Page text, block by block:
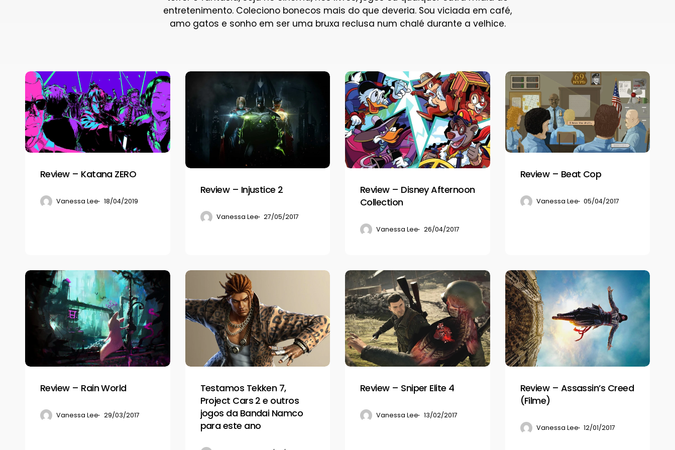
entretenimento. Coleciono bonecos mais do que deveria. Sou viciada em café,
amo gatos e sonho em ser uma bruxa reclusa num chalé durante a velhice.
Review
Katana
ZERO
Review – Katana ZERO
Vanessa Lee 18/04/2019
Review
Review – Injustice 2
Vanessa Lee 27/05/2017
Review
–
Disney
Afternoon
Collection
Review – Disney Afternoon
Collection
Vanessa Lee 26/04/2017
Review
–
Beat
Cop
Review – Beat Cop
Vanessa Lee 05/04/2017
Review
Rain
World
Review – Rain World
Vanessa Lee 29/03/2017
Testamos
7,
Project
e
jogos
Bandai
Testamos Tekken 7,
Project Cars 2 e outros
jogos da Bandai Namco
para este ano
Review
–
Sniper
Elite
4
Review – Sniper Elite 4
Vanessa Lee 13/02/2017
Review
–
Assassin’s
Creed
(Filme)
Review – Assassin’s Creed
(Filme)
Vanessa Lee 12/01/2017